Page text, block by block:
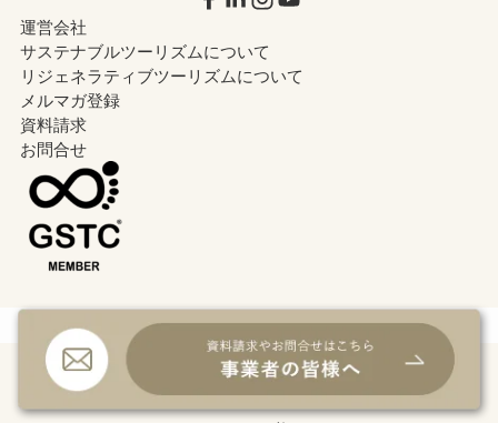
運営会社
サステナブルツーリズムについて
リジェネラティブツーリズムについて
メルマガ登録
資料請求
お問合せ